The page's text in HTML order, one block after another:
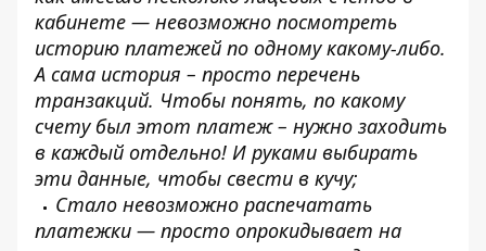
кабинете — невозможно посмотреть
историю платежей по одному какому-либо.
А сама история – просто перечень
транзакций. Чтобы понять, по какому
счету был этот платеж – нужно заходить
в каждый отдельно! И руками выбирать
эти данные, чтобы свести в кучу;
Стало невозможно распечатать
платежки — просто опрокидывает на